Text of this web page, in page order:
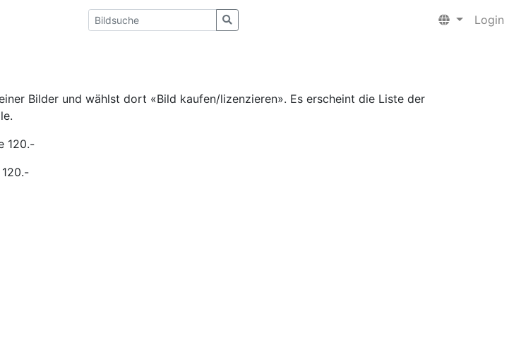
Login
Bilder und wählst dort «Bild kaufen/lizenzieren». Es erscheint die Liste der
120.-